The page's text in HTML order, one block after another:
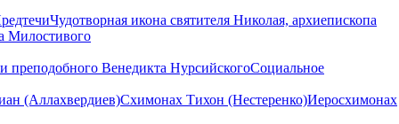
Чудотворная икона святителя Николая, архиепископа
Милостивого
преподобного Венедикта НурсийскогоСоциальное
(Аллахвердиев)Схимонах Тихон (Нестеренко)Иеросхимонах